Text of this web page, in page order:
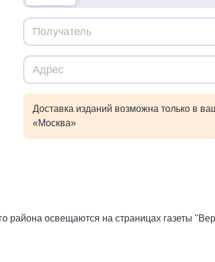
Доставка изданий возможна только в
«Москва»
района освещаются на страницах газеты